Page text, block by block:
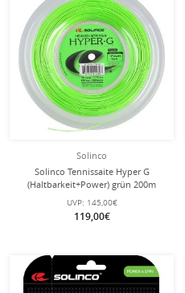
Solinco
Solinco Tennissaite Hyper G
(Haltbarkeit+Power) grün 200m
Rolle
UVP: 145,00€
119,00€